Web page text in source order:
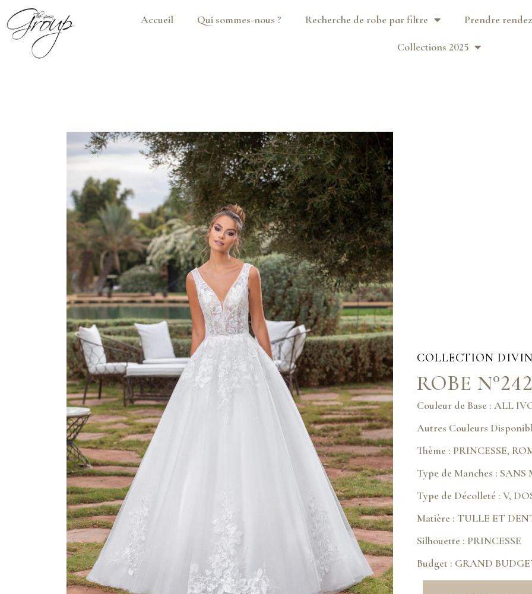
Accueil Qui sommes-nous ? Recherche de robe par filtre Prendre
Collections 2025
COLLECTION
ROBE
Couleur de Base : ALL
Autres Couleurs
Thème : PRINCESSE,
Type de Manches : SANS
Type de Décolleté : V,
Matière : TULLE ET
Silhouette : PRINCESSE
Budget : GRAND